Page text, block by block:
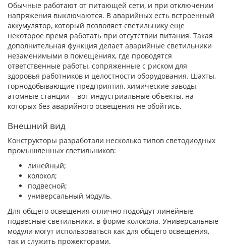
Обычные работают от питающей сети, и при отключении
напряжения выключаются. В аварийных есть встроенный
аккумулятор, который позволяет светильнику еще
некоторое время работать при отсутствии питания. Такая
дополнительная функция делает аварийные светильники
незаменимыми в помещениях, где проводятся
ответственные работы, сопряженные с риском для
здоровья работников и целостности оборудования. Шахты,
горнодобывающие предприятия, химические заводы,
атомные станции – вот индустриальные объекты, на
которых без аварийного освещения не обойтись.
Внешний вид
Конструкторы разработали несколько типов светодиодных
промышленных светильников:
линейный;
колокол;
подвесной;
универсальный модуль.
Для общего освещения отлично подойдут линейные,
подвесные светильники, в форме колокола. Универсальные
модули могут использоваться как для общего освещения,
так и служить прожекторами.